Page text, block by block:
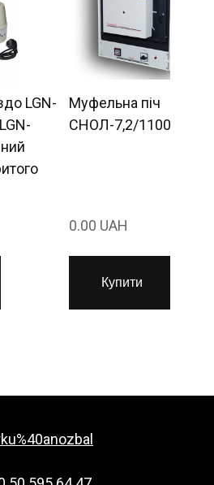
LGN-
Муфельна піч
СНОЛ-7,2/1100
0.00 UAH
Купити